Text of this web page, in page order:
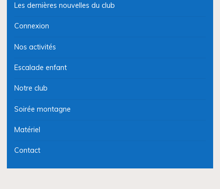
Les dernières nouvelles du club
Connexion
Nos activités
Escalade enfant
Notre club
Soirée montagne
Matériel
Contact